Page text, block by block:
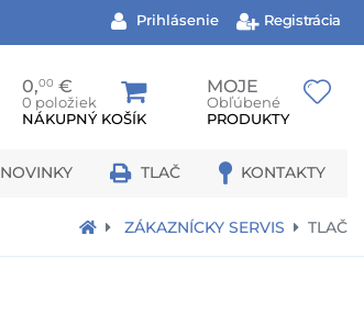
Prihlásenie Registrácia
MOJE
Obľúbené
PRODUKTY
0,00 €
0 položiek
NÁKUPNÝ KOŠÍK
NOVINKY TLAČ KONTAKTY
ZÁKAZNÍCKY SERVIS TLAČ